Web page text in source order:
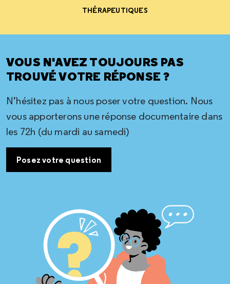
THÉRAPEUTIQUES
VOUS N'AVEZ TOUJOURS PAS
TROUVÉ VOTRE RÉPONSE ?
N’hésitez pas à nous poser votre question. Nous
vous apporterons une réponse documentaire dans
les 72h (du mardi au samedi)
Posez votre question